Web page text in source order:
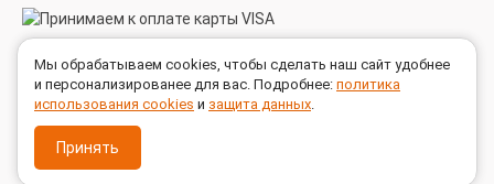
МЫ В СОЦСЕТЯХ
Мы обрабатываем cookies, чтобы сделать наш сайт удобнее
и персонализированее для вас. Подробнее: политика
использования cookies и защита данных.
Принять